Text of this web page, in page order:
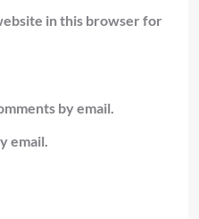
in this browser for
by email.
email.